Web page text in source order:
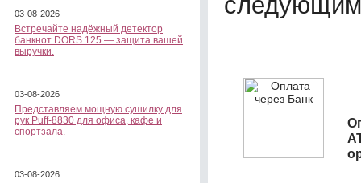
03-08-2026
Встречайте надёжный детектор
банкнот DORS 125 — защита вашей
выручки.
03-08-2026
Представляем мощную сушилку для
рук Puff-8830 для офиса, кафе и
спортзала.
03-08-2026